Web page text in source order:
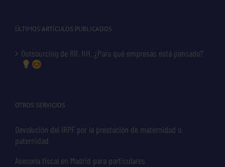
ÚLTIMOS ARTÍCULOS PUBLICADOS
Outsourcing de RR. HH. ¿Para qué empresas está pensado?
OTROS SERVICIOS
Devolución del IRPF por la prestación de maternidad o
paternidad
Asesoría fiscal en Madrid para particulares